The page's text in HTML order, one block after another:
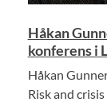
Håkan
konferens i
Håkan
Risk and